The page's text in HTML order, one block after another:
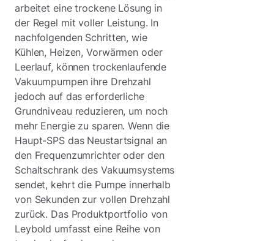
arbeitet eine trockene Lösung in
der Regel mit voller Leistung. In
nachfolgenden Schritten, wie
Kühlen, Heizen, Vorwärmen oder
Leerlauf, können trockenlaufende
Vakuumpumpen ihre Drehzahl
jedoch auf das erforderliche
Grundniveau reduzieren, um noch
mehr Energie zu sparen. Wenn die
Haupt-SPS das Neustartsignal an
den Frequenzumrichter oder den
Schaltschrank des Vakuumsystems
sendet, kehrt die Pumpe innerhalb
von Sekunden zur vollen Drehzahl
zurück. Das Produktportfolio von
Leybold umfasst eine Reihe von